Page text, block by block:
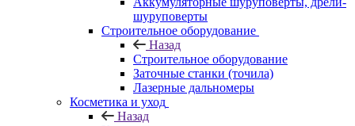
шуруповерты
Строительное оборудование
Назад
Строительное оборудование
Заточные станки (точила)
Лазерные дальномеры
Косметика и уход
Назад